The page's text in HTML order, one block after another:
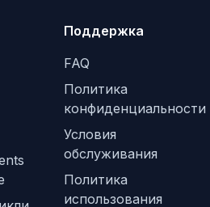
Поддержка
FAQ
Политика
конфиденциальности
Условия
обслуживания
Политика
использования